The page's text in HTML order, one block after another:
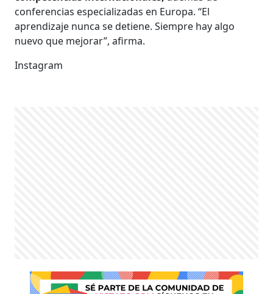
conferencias especializadas en Europa. “El
aprendizaje nunca se detiene. Siempre hay algo
nuevo que mejorar”, afirma.
Instagram